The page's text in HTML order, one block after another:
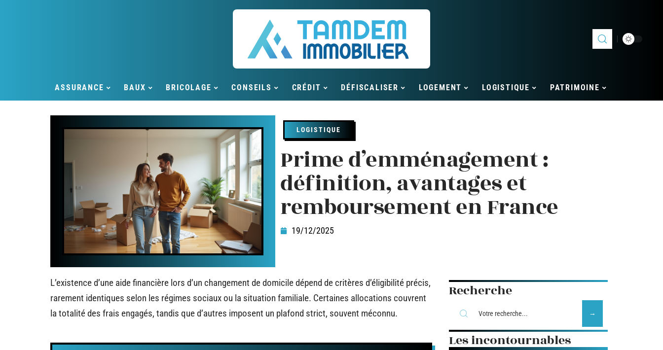
ASSURANCE BAUX BRICOLAGE CONSEILS CRÉDIT DÉFISCALISER LOGEMENT LOGISTIQUE PATRIMOINE
LOGISTIQUE
Prime d’emménagement :
définition, avantages et
remboursement en France
19/12/2025
L’existence d’une aide financière lors d’un changement de domicile dépend de critères d’éligibilité précis,
rarement identiques selon les régimes sociaux ou la situation familiale. Certaines allocations couvrent
la totalité des frais engagés, tandis que d’autres imposent un plafond strict, souvent méconnu.
Recherche
Les incontournables